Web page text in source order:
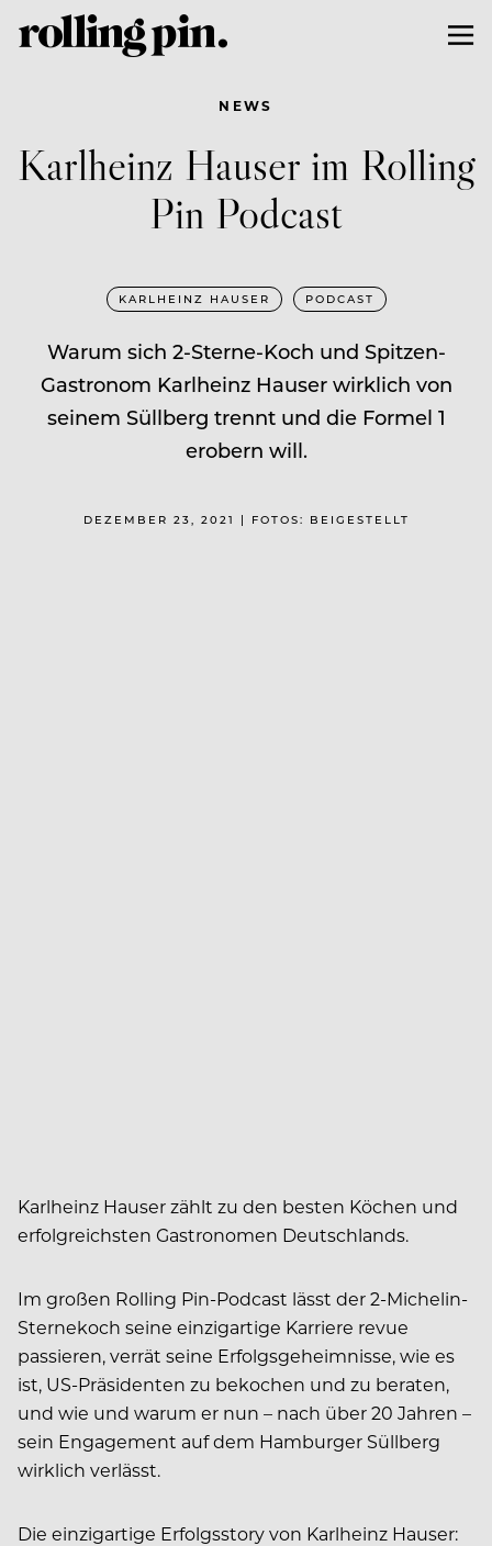
NEWS
Karlheinz Hauser im Rolling
Pin Podcast
KARLHEINZ HAUSER PODCAST
Warum sich 2-Sterne-Koch und Spitzen-
Gastronom Karlheinz Hauser wirklich von
seinem Süllberg trennt und die Formel 1
erobern will.
DEZEMBER 23, 2021 | FOTOS: BEIGESTELLT
Karlheinz Hauser zählt zu den besten Köchen und
erfolgreichsten Gastronomen Deutschlands.
Im großen Rolling Pin-Podcast lässt der 2-Michelin-
Sternekoch seine einzigartige Karriere revue
passieren, verrät seine Erfolgsgeheimnisse, wie es
ist, US-Präsidenten zu bekochen und zu beraten,
und wie und warum er nun – nach über 20 Jahren –
sein Engagement auf dem Hamburger Süllberg
wirklich verlässt.
Die einzigartige Erfolgsstory von Karlheinz Hauser: